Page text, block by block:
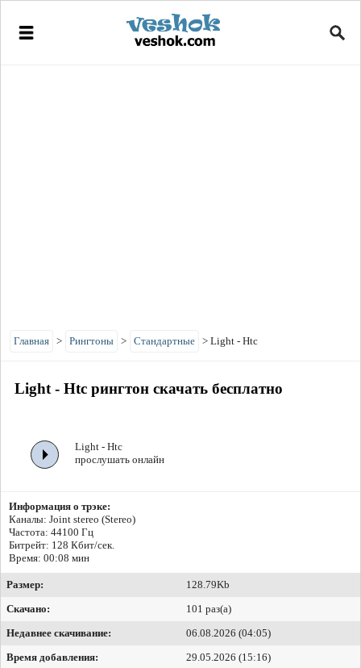
Главная > Рингтоны > Стандартные > Light - Htc
Light - Htc рингтон скачать бесплатно
Light - Htc
прослушать онлайн
Информация о трэке:
Каналы: Joint stereo (Stereo)
Частота: 44100 Гц
Битрейт: 128 Кбит/сек.
Время: 00:08 мин
Размер:
128.79Kb
Скачано:
101 раз(а)
Недавнее скачивание:
06.08.2026 (04:05)
Время добавления:
29.05.2026 (15:16)